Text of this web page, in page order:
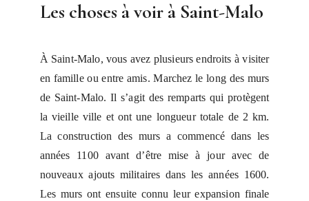
Les choses à voir à Saint-Malo
À Saint-Malo, vous avez plusieurs endroits à visiter
en famille ou entre amis. Marchez le long des murs
de Saint-Malo. Il s’agit des remparts qui protègent
la vieille ville et ont une longueur totale de 2 km.
La construction des murs a commencé dans les
années 1100 avant d’être mise à jour avec de
nouveaux ajouts militaires dans les années 1600.
Les murs ont ensuite connu leur expansion finale